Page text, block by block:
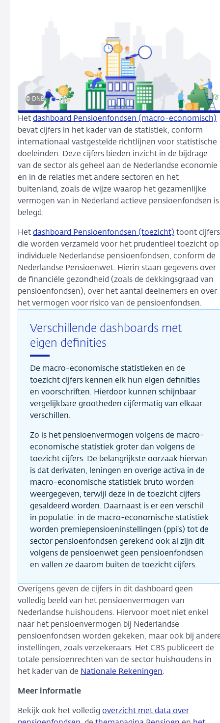
© DNB
Het dashboard Pensioenfondsen (macro-economisch)
bevat cijfers in het kader van de statistiek, conform
internationaal vastgestelde richtlijnen voor statistische
doeleinden. Deze cijfers bieden inzicht in de bijdrage
van de sector als geheel aan de Nederlandse economie
en in de relaties met andere sectoren en het
buitenland, zoals de wijze waarop het gezamenlijke
vermogen van in Nederland actieve pensioenfondsen is
belegd.
Het dashboard Pensioenfondsen (toezicht) toont cijfers
die worden verzameld voor het prudentieel toezicht op
individuele Nederlandse pensioenfondsen, conform de
Nederlandse Pensioenwet. Hierin staan gegevens over
de financiële gezondheid (zoals de dekkingsgraad van
pensioenfondsen), over het aantal deelnemers en over
het vermogen voor risico van de pensioenfondsen.
Verschillende dashboards met
eigen definities
De macro-economische statistieken en de
toezicht cijfers kennen elk hun eigen definities
en voorschriften. Hierdoor kunnen schijnbaar
vergelijkbare grootheden cijfermatig van elkaar
verschillen.
Zo is het pensioenvermogen volgens de macro-
economische statistiek groter dan volgens de
toezicht cijfers. De belangrijkste oorzaak hiervan
is dat derivaten, leningen en overige activa in de
macro-economische statistiek bruto worden
weergegeven, terwijl deze in de toezicht cijfers
gesaldeerd worden. Daarnaast is er een verschil
in populatie: in de macro-economische statistiek
worden premiepensioeninstellingen (ppi’s) tot de
sector pensioenfondsen gerekend ook al zijn dit
volgens de pensioenwet geen pensioenfondsen
en vallen ze daarom buiten de toezicht cijfers.
Overigens geven de cijfers in dit dashboard geen
volledig beeld van het pensioenvermogen van
Nederlandse huishoudens. Hiervoor moet niet enkel
naar het pensioenvermogen bij Nederlandse
pensioenfondsen worden gekeken, maar ook bij
instellingen, zoals verzekeraars. Het CBS publiceert de
totale pensioenrechten van de sector huishoudens in
het kader van de Nationale Rekeningen.
Meer informatie
Bekijk ook het volledig overzicht met data over